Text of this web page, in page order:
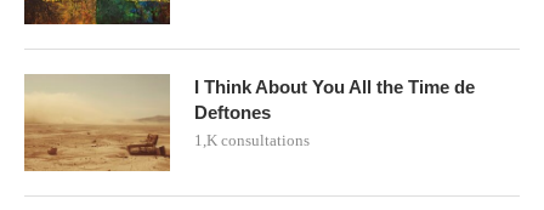
I Think About You All the Time de
Deftones
1,K consultations